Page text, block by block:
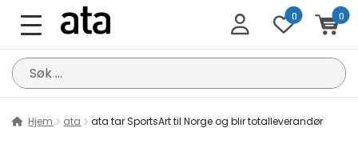
0 0
Søk
etter:
Hjem ata ata tar SportsArt til Norge og blir totalleverandør